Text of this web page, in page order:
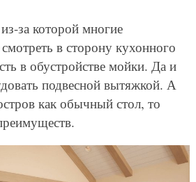
за которой многие
в сторону кухонного
в обустройстве мойки. Да и
подвесной вытяжкой. А
как обычный стол, то